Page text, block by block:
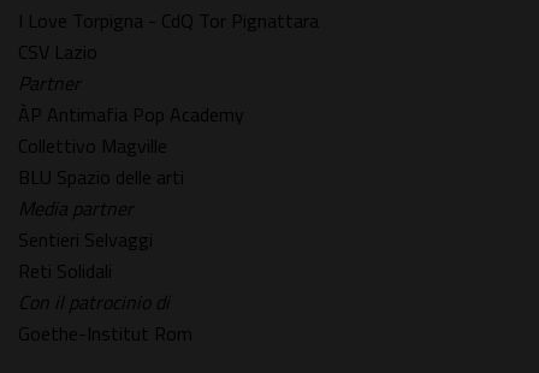
I Love Torpigna - CdQ Tor Pignattara
CSV Lazio
Partner
ÀP Antimafia Pop Academy
Collettivo Magville
BLU Spazio delle arti
Media partner
Sentieri Selvaggi
Reti Solidali
Con il patrocinio di
Goethe-Institut Rom